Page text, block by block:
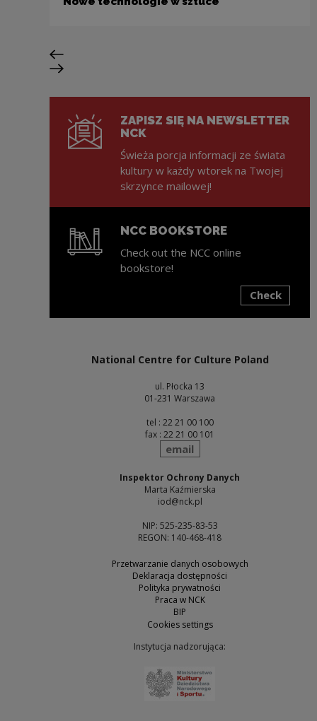
Previous slide
Next slide
ZAPISZ SIĘ NA NEWSLETTER
NCK
Świeża porcja informacji ze świata
kultury w każdy wtorek na Twojej
skrzynce mailowej!
NCC BOOKSTORE
Check out the NCC online
bookstore!
Check
National Centre for Culture Poland
ul. Płocka 13
01-231 Warszawa
tel : 22 21 00 100
fax : 22 21 00 101
send
email
Inspektor Ochrony Danych
Marta Kaźmierska
iod@nck.pl
NIP: 525-235-83-53
REGON: 140-468-418
Przetwarzanie danych osobowych
Deklaracja dostępności
Polityka prywatności
Praca w NCK
BIP
Cookies settings
Instytucja nadzorująca: